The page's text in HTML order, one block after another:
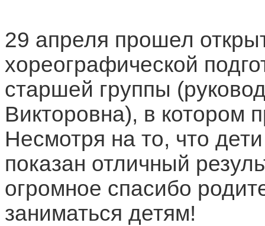
29 апреля прошел
хореографической
старшей группы
Викторовна), в котором
Несмотря на то, что
показан отличный
огромное спасибо
заниматься детям!